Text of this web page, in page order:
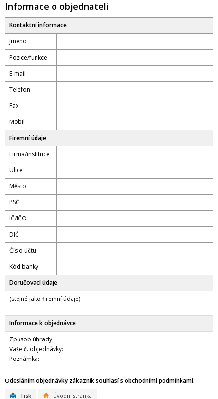
Informace o objednateli
Kontaktní informace
Jméno
Pozice/funkce
E-mail
Telefon
Fax
Mobil
Firemní údaje
Firma/instituce
Ulice
Město
PSČ
IČ/IČO
DIČ
Číslo účtu
Kód banky
Doručovací údaje
(stejné jako firemní údaje)
Informace k objednávce
Způsob úhrady:
Vaše č. objednávky:
Poznámka:
Odesláním objednávky zákazník souhlasí s obchodními podmínkami.
Tisk Úvodní stránka